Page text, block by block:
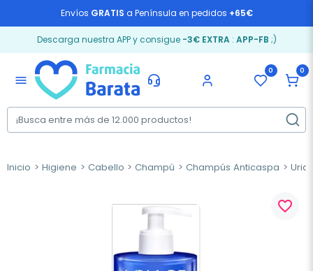
Envíos GRATIS a Península en pedidos +65€
Descarga nuestra APP y consigue -3€ EXTRA: APP-FB ;)
menu
0 0
Inicio Higiene Cabello Champú Champús Anticaspa
favorite_border